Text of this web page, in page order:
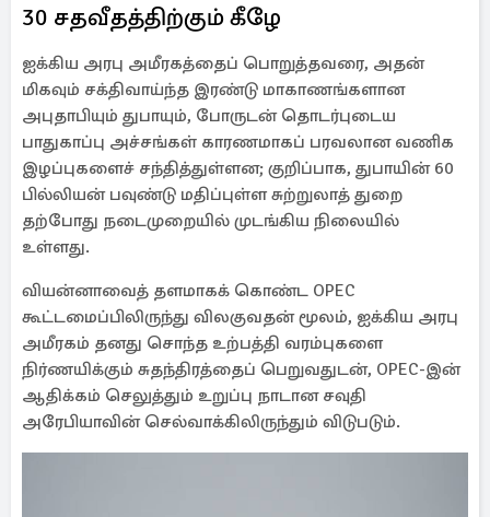
30 சதவீதத்திற்கும் கீழே
ஐக்கிய அரபு அமீரகத்தைப் பொறுத்தவரை, அதன்
மிகவும் சக்திவாய்ந்த இரண்டு மாகாணங்களான
அபுதாபியும் துபாயும், போருடன் தொடர்புடைய
பாதுகாப்பு அச்சங்கள் காரணமாகப் பரவலான வணிக
இழப்புகளைச் சந்தித்துள்ளன; குறிப்பாக, துபாயின் 60
பில்லியன் பவுண்டு மதிப்புள்ள சுற்றுலாத் துறை
தற்போது நடைமுறையில் முடங்கிய நிலையில்
உள்ளது.
வியன்னாவைத் தளமாகக் கொண்ட OPEC
கூட்டமைப்பிலிருந்து விலகுவதன் மூலம், ஐக்கிய அரபு
அமீரகம் தனது சொந்த உற்பத்தி வரம்புகளை
நிர்ணயிக்கும் சுதந்திரத்தைப் பெறுவதுடன், OPEC-இன்
ஆதிக்கம் செலுத்தும் உறுப்பு நாடான சவுதி
அரேபியாவின் செல்வாக்கிலிருந்தும் விடுபடும்.